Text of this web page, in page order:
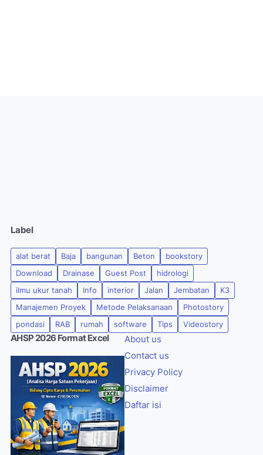
Label
alat berat Baja bangunan Beton
bookstory
Download
Drainase Guest Post
hidrologi
ilmu ukur tanah
Info interior Jalan Jembatan
K3
Manajemen Proyek
Metode Pelaksanaan
Photostory
pondasi
RAB rumah software Tips Videostory
AHSP 2026 Format Excel
About us
Contact us
Privacy Policy
Disclaimer
Daftar isi